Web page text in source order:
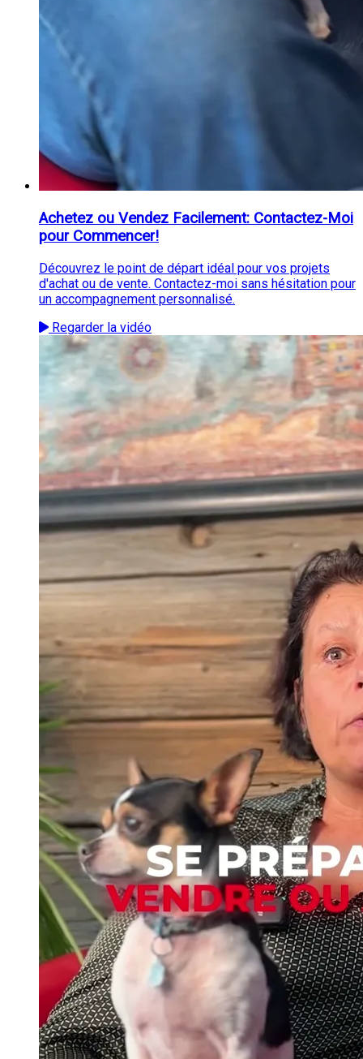
Achetez ou Vendez Facilement: Contactez-Moi
pour Commencer!
Découvrez le point de départ idéal pour vos projets
d'achat ou de vente. Contactez-moi sans hésitation pour
un accompagnement personnalisé.
Regarder la vidéo